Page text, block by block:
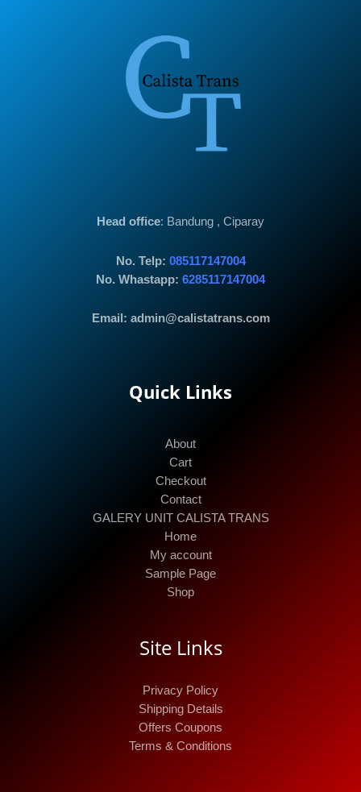
Head office: Bandung , Ciparay
No. Telp: 085117147004
No. Whastapp: 6285117147004
Email: admin@calistatrans.com
Quick Links
About
Cart
Checkout
Contact
GALERY UNIT CALISTA TRANS
Home
My account
Sample Page
Shop
Site Links
Privacy Policy
Shipping Details
Offers Coupons
Terms & Conditions